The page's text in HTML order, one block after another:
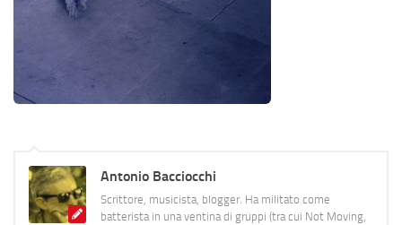
Antonio Bacciocchi
Scrittore, musicista, blogger. Ha militato come
batterista in una ventina di gruppi (tra cui Not Moving,